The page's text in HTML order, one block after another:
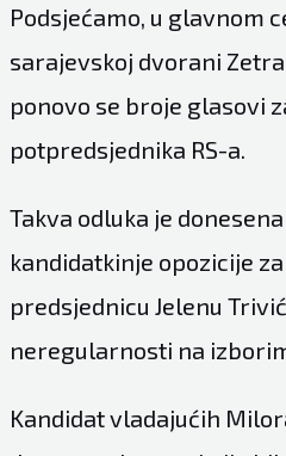
Podsjećamo, u glavnom
sarajevskoj dvorani
ponovo se broje glasovi
potpredsjednika RS-a.
Takva odluka je
kandidatkinje opozicije
predsjednicu Jelenu
neregularnosti na
Kandidat vladajućih